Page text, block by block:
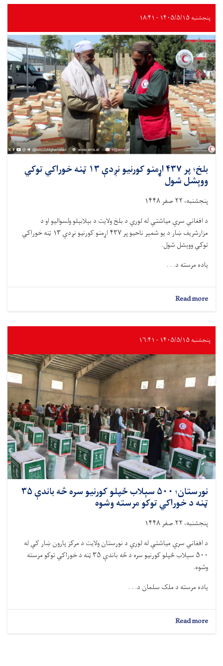
کورنیو
ته
پاکو
اوبو
او
روغتیا
ساتنې
په
اړه
عامه
پوهاوی
ورکړل
شو
پنجشنبه ۱۴۰۵/۵/۱۵ - ۱۸:۴۱
بلخ؛ پر ۴۳۷ اړمنو کورنیو نږدې ۱۳ ټنه خوراکي توکي
ووېشل شول
پنجشنبه، ۲۲ صفر ۱۴۴۸
د افغاني سرې میاشتې له لوري د بلخ ولایت د بېلابېلو ولسوالیو او د
مزارشریف ښار د يو شمېر ناحیو پر ۴۳۷ اړمنو کورنیو نږدې ۱۳ ټنه خوراکي
توکي ووېشل شول.
یاده مرسته د. . .
Read more
بلخ؛
۴۳۷
اړمنو
۱۳
ټنه
خوراکي
توکي
ووېشل
شول
پنجشنبه ۱۴۰۵/۵/۱۵ - ۱۶:۴۱
نورستان؛ ۵۰۰ سېلاب ځپلو کورنیو سره څه باندې ۳۵
ټنه د خوراکي توکو مرسته وشوه
پنجشنبه، ۲۲ صفر ۱۴۴۸
د افغاني سرې میاشتې له لوري د نورستان ولایت د مرکز پارون ښار کې له
۵۰۰ سېلاب ځپلو کورنیو سره د څه باندې ۳۵ ټنه د خوراکي توکو مرسته
وشوه.
یاده مرسته د ملک سلمان د. . .
Read more
نورستان؛